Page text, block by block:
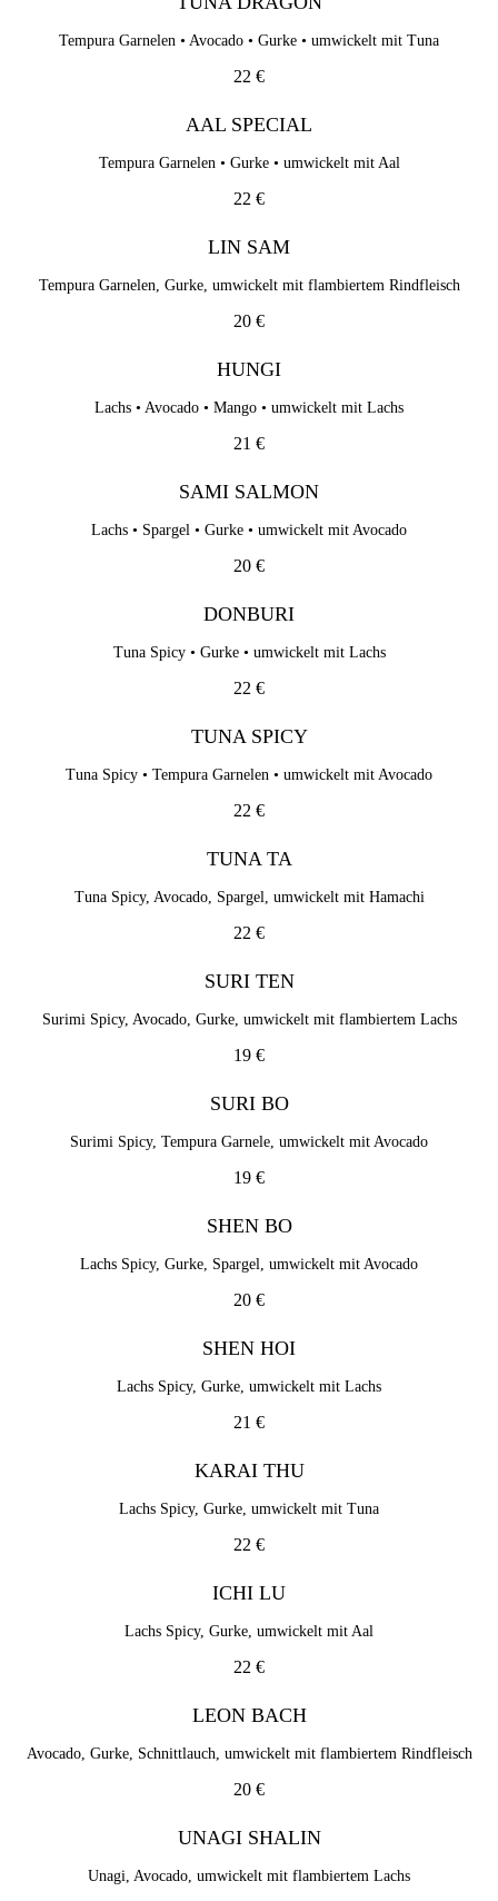
Tempura Garnelen • Avocado • Gurke • umwickelt mit Tuna
22 €
AAL SPECIAL
Tempura Garnelen • Gurke • umwickelt mit Aal
22 €
LIN SAM
Tempura Garnelen, Gurke, umwickelt mit flambiertem Rindfleisch
20 €
HUNGI
Lachs • Avocado • Mango • umwickelt mit Lachs
21 €
SAMI SALMON
Lachs • Spargel • Gurke • umwickelt mit Avocado
20 €
DONBURI
Tuna Spicy • Gurke • umwickelt mit Lachs
22 €
TUNA SPICY
Tuna Spicy • Tempura Garnelen • umwickelt mit Avocado
22 €
TUNA TA
Tuna Spicy, Avocado, Spargel, umwickelt mit Hamachi
22 €
SURI TEN
Surimi Spicy, Avocado, Gurke, umwickelt mit flambiertem Lachs
19 €
SURI BO
Surimi Spicy, Tempura Garnele, umwickelt mit Avocado
19 €
SHEN BO
Lachs Spicy, Gurke, Spargel, umwickelt mit Avocado
20 €
SHEN HOI
Lachs Spicy, Gurke, umwickelt mit Lachs
21 €
KARAI THU
Lachs Spicy, Gurke, umwickelt mit Tuna
22 €
ICHI LU
Lachs Spicy, Gurke, umwickelt mit Aal
22 €
LEON BACH
Avocado, Gurke, Schnittlauch, umwickelt mit flambiertem Rindfleisch
20 €
UNAGI SHALIN
Unagi, Avocado, umwickelt mit flambiertem Lachs